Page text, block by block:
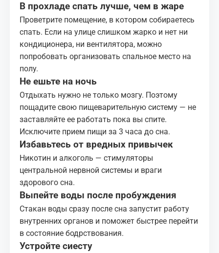
В прохладе спать лучше, чем в жаре
Проветрите помещение, в котором собираетесь
спать. Если на улице слишком жарко и нет ни
кондиционера, ни вентилятора, можно
попробовать организовать спальное место на
полу.
Не ешьте на ночь
Отдыхать нужно не только мозгу. Поэтому
пощадите свою пищеварительную систему — не
заставляйте ее работать пока вы спите.
Исключите прием пищи за 3 часа до сна.
Избавьтесь от вредных привычек
Никотин и алкоголь — стимуляторы
центральной нервной системы и враги
здорового сна.
Выпейте воды после пробуждения
Стакан воды сразу после сна запустит работу
внутренних органов и поможет быстрее перейти
в состояние бодрствования.
Устройте сиесту